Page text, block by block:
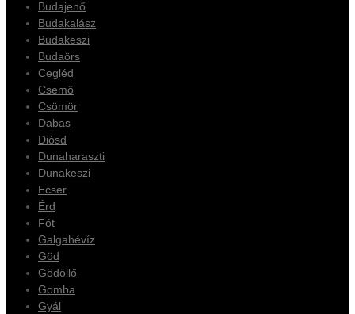
Budajenő
Budakalász
Budakeszi
Budaörs
Cegléd
Csemő
Csömör
Dabas
Diósd
Dunaharaszti
Dunakeszi
Ecser
Érd
Fót
Galgahévíz
Göd
Gödöllő
Gomba
Gyál